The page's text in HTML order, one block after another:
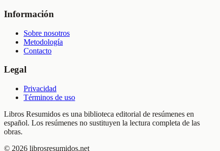
Información
Sobre nosotros
Metodología
Contacto
Legal
Privacidad
Términos de uso
Libros Resumidos es una biblioteca editorial de resúmenes en
español. Los resúmenes no sustituyen la lectura completa de las
obras.
© 2026 librosresumidos.net